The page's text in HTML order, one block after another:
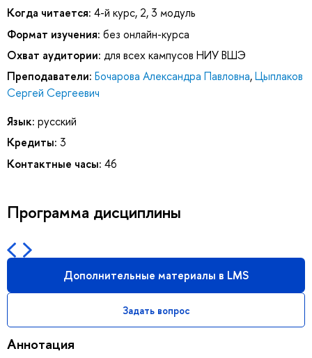
Когда читается: 4-й курс, 2, 3 модуль
Формат изучения: без онлайн-курса
Охват аудитории: для всех кампусов НИУ ВШЭ
Преподаватели: Бочарова Александра Павловна,Цыплаков
Сергей Сергеевич
Язык: русский
Кредиты: 3
Контактные часы: 46
Программа дисциплины
Дополнительные материалы в LMS
Задать вопрос
Аннотация